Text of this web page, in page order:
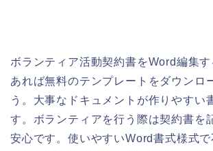
ボランティア活動契約書をWord編集
あれば無料のテンプレートをダウンロ
う。大事なドキュメントが作りやすい
す。ボランティアを行う際は契約書を
安心です。使いやすいWord書式様式で